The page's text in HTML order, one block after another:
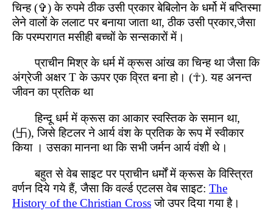
चिन्ह (✞) के रुपमे ठीक उसी प्रकार बेबिलोन के धर्मो में बप्तिस्मा
लेने वालों के ललाट पर बनाया जाता था, ठीक उसी प्रकार,जैसा
कि परम्परागत मसीही बच्चों के सन्सकारों में।
प्राचीन मिश्र के धर्म में क्रूस आंख का चिन्ह था जैसा कि
अंग्रेजी अक्षर T के ऊपर एक व्रित बना हो। (☥). यह अनन्त
जीवन का प्रतिक था
हिन्दू धर्म में क्रूस का आकार स्वस्तिक के समान था,
(卐), जिसे हिटलर ने आर्य वंश के प्रतिक के रूप में स्वीकार
किया । उसका मानना था कि सभी जर्मन आर्य वंशी थे।
बहुत से वेब साइट पर प्राचीन धर्मों में क्रूस के विस्त्रित
वर्णन दिये गये हैं, जैसा कि वर्ल्ड एटलस वेब साइट: The
History of the Christian Crossजो उपर दिया गया है।